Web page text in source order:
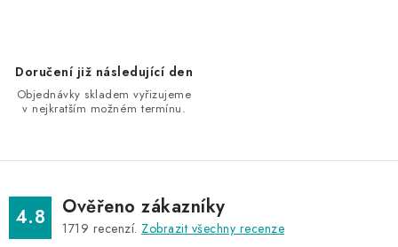
sDoručení již následující den
Objednávky skladem vyřizujeme
v nejkratším možném termínu.
4.8 Ověřeno zákazníky
1719 recenzí. Zobrazit všechny recenze